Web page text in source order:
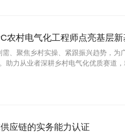
农村电气化工程师点亮基层
、聚焦乡村实操、紧跟振兴趋势，为
助力从业者深耕乡村电气化优质赛道
应链的实务能力认证